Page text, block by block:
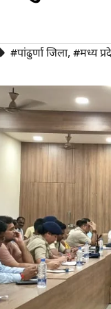
#पांढुर्णा जिला, #मध्य